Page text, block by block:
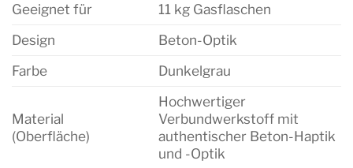
Geeignet für
11 kg Gasflaschen
Design
Beton-Optik
Farbe
Dunkelgrau
Material
(Oberfläche)
Hochwertiger
Verbundwerkstoff mit
authentischer Beton-Haptik
und -Optik